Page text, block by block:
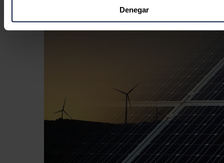
puede tener una precisión de varios metros
Identificar su dispositivo analizándolo activamente
características específicas (huellas digitales)
sección de
Puede cambiar o retirar su consentimiento en cualquier
Las cookies de este sitio web se usan para personalizar el
y los anuncios, ofrecer funciones de redes sociales y
tráfico. Además, compartimos información sobre el uso que
sitio web con nuestros partners de redes sociales,
análisis web, quienes pueden combinarla con otra
Denegar